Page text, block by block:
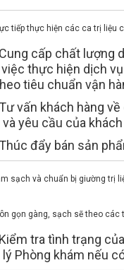
thực hiện các ca trị liệu
cấp chất lượng
thực hiện dịch
tiêu chuẩn vận
khách hàng về
yêu cầu của
đẩy bán sản
và chuẩn bị giường trị
gọn gàng, sạch sẽ theo các
tra tình trạng của
lý Phòng khám nếu
động tìm đến bạn